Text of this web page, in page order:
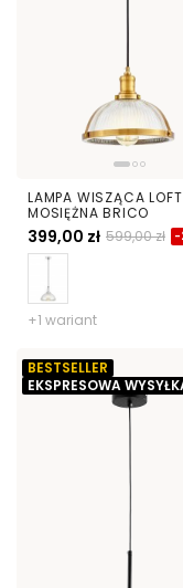
LAMPA WISZĄCA LOFT
MOSIĘŻNA BRICO
399,00 zł 599,00 zł -
+1 wariant
BESTSELLER
EKSPRESOWA